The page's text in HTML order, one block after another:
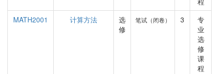
MATH2001
计算方法
选
修
笔试（闭卷） 3
专
业
选
修
课
程